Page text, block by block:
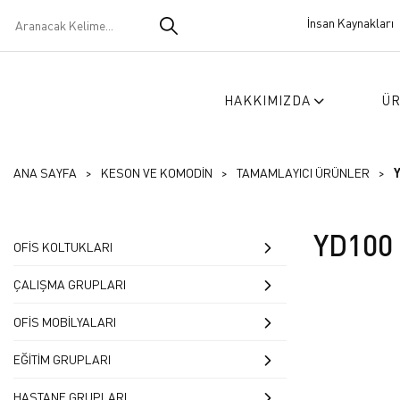
İnsan Kaynakları
HAKKIMIZDA
ANA SAYFA KESON VE KOMODİN TAMAMLAYICI ÜRÜNLER
OFİS KOLTUKLARI
SANDALYELER
KONFERANS VE SİNEMA
ÇALIŞMA GRUPLARI
BİLGİSAYAR MASALARI
YD100
OKUMA MASASI
OFİS MOBİLYALARI
KOLTUK TAKIMLARI
EĞİTİM GRUPLARI
ÖĞRETMEN MASALARI
HASTANE GRUPLARI
YD100